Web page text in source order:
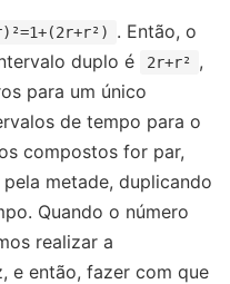
. Então, o
duplo é
2r+r²
,
para um único
de tempo para o
compostos for par,
metade, duplicando
Quando o número
realizar a
e então, fazer com que